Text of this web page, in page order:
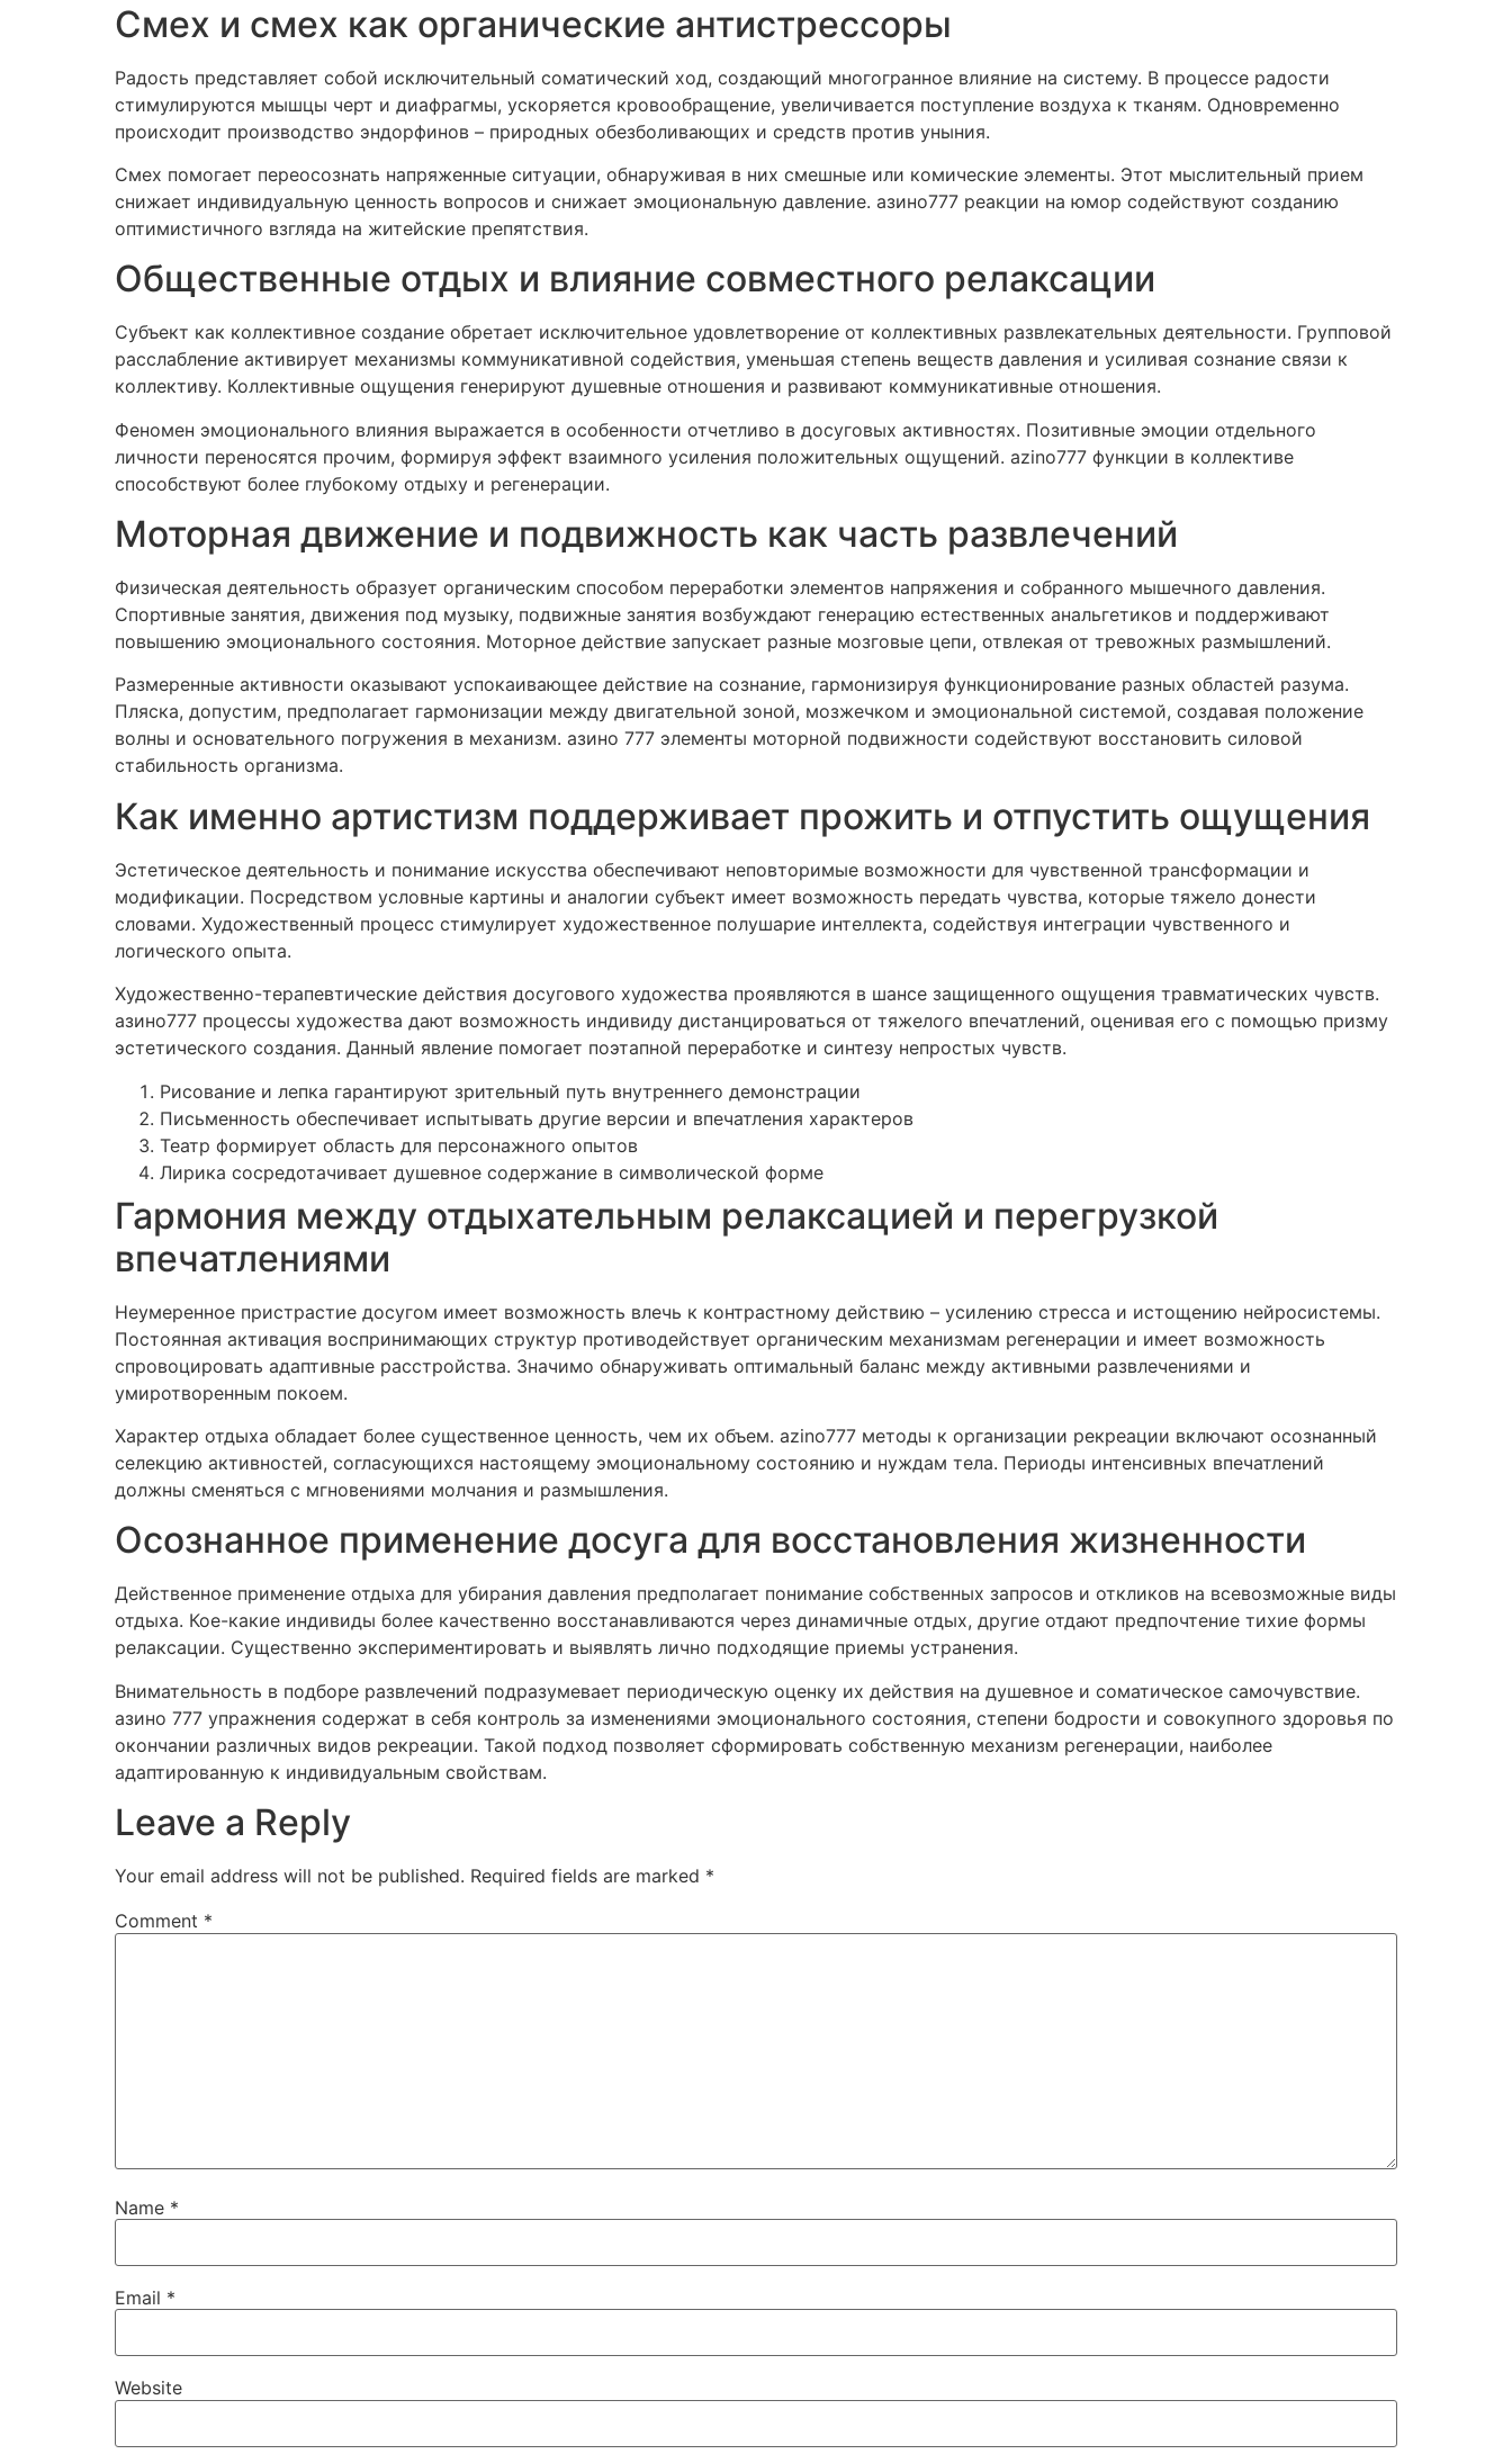
Смех и смех как органические антистрессоры
Радость представляет собой исключительный соматический ход, создающий многогранное влияние на систему. В процессе радости
стимулируются мышцы черт и диафрагмы, ускоряется кровообращение, увеличивается поступление воздуха к тканям. Одновременно
происходит производство эндорфинов – природных обезболивающих и средств против уныния.
Смех помогает переосознать напряженные ситуации, обнаруживая в них смешные или комические элементы. Этот мыслительный прием
снижает индивидуальную ценность вопросов и снижает эмоциональную давление. азино777 реакции на юмор содействуют созданию
оптимистичного взгляда на житейские препятствия.
Общественные отдых и влияние совместного релаксации
Субъект как коллективное создание обретает исключительное удовлетворение от коллективных развлекательных деятельности. Групповой
расслабление активирует механизмы коммуникативной содействия, уменьшая степень веществ давления и усиливая сознание связи к
коллективу. Коллективные ощущения генерируют душевные отношения и развивают коммуникативные отношения.
Феномен эмоционального влияния выражается в особенности отчетливо в досуговых активностях. Позитивные эмоции отдельного
личности переносятся прочим, формируя эффект взаимного усиления положительных ощущений. azino777 функции в коллективе
способствуют более глубокому отдыху и регенерации.
Моторная движение и подвижность как часть развлечений
Физическая деятельность образует органическим способом переработки элементов напряжения и собранного мышечного давления.
Спортивные занятия, движения под музыку, подвижные занятия возбуждают генерацию естественных анальгетиков и поддерживают
повышению эмоционального состояния. Моторное действие запускает разные мозговые цепи, отвлекая от тревожных размышлений.
Размеренные активности оказывают успокаивающее действие на сознание, гармонизируя функционирование разных областей разума.
Пляска, допустим, предполагает гармонизации между двигательной зоной, мозжечком и эмоциональной системой, создавая положение
волны и основательного погружения в механизм. азино 777 элементы моторной подвижности содействуют восстановить силовой
стабильность организма.
Как именно артистизм поддерживает прожить и отпустить ощущения
Эстетическое деятельность и понимание искусства обеспечивают неповторимые возможности для чувственной трансформации и
модификации. Посредством условные картины и аналогии субъект имеет возможность передать чувства, которые тяжело донести
словами. Художественный процесс стимулирует художественное полушарие интеллекта, содействуя интеграции чувственного и
логического опыта.
Художественно-терапевтические действия досугового художества проявляются в шансе защищенного ощущения травматических чувств.
азино777 процессы художества дают возможность индивиду дистанцироваться от тяжелого впечатлений, оценивая его с помощью призму
эстетического создания. Данный явление помогает поэтапной переработке и синтезу непростых чувств.
Рисование и лепка гарантируют зрительный путь внутреннего демонстрации
Письменность обеспечивает испытывать другие версии и впечатления характеров
Театр формирует область для персонажного опытов
Лирика сосредотачивает душевное содержание в символической форме
Гармония между отдыхательным релаксацией и перегрузкой
впечатлениями
Неумеренное пристрастие досугом имеет возможность влечь к контрастному действию – усилению стресса и истощению нейросистемы.
Постоянная активация воспринимающих структур противодействует органическим механизмам регенерации и имеет возможность
спровоцировать адаптивные расстройства. Значимо обнаруживать оптимальный баланс между активными развлечениями и
умиротворенным покоем.
Характер отдыха обладает более существенное ценность, чем их объем. azino777 методы к организации рекреации включают осознанный
селекцию активностей, согласующихся настоящему эмоциональному состоянию и нуждам тела. Периоды интенсивных впечатлений
должны сменяться с мгновениями молчания и размышления.
Осознанное применение досуга для восстановления жизненности
Действенное применение отдыха для убирания давления предполагает понимание собственных запросов и откликов на всевозможные виды
отдыха. Кое-какие индивиды более качественно восстанавливаются через динамичные отдых, другие отдают предпочтение тихие формы
релаксации. Существенно экспериментировать и выявлять лично подходящие приемы устранения.
Внимательность в подборе развлечений подразумевает периодическую оценку их действия на душевное и соматическое самочувствие.
азино 777 упражнения содержат в себя контроль за изменениями эмоционального состояния, степени бодрости и совокупного здоровья по
окончании различных видов рекреации. Такой подход позволяет сформировать собственную механизм регенерации, наиболее
адаптированную к индивидуальным свойствам.
Leave a Reply
Your email address will not be published. Required fields are marked *
Comment *
Name *
Email *
Website